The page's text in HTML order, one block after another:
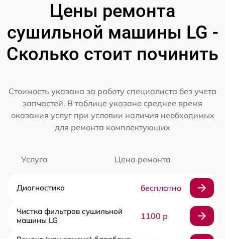
Цены ремонта
сушильной машины LG -
Сколько стоит починить
Стоимость указана за работу специалиста без учета
запчастей. В таблице указано среднее время
оказания услуг при условии наличия необходимых
для ремонта комплектующих
Услуга Цена ремонта
Диагностика бесплатно
Чистка фильтров сушильной
машины LG
1100 р